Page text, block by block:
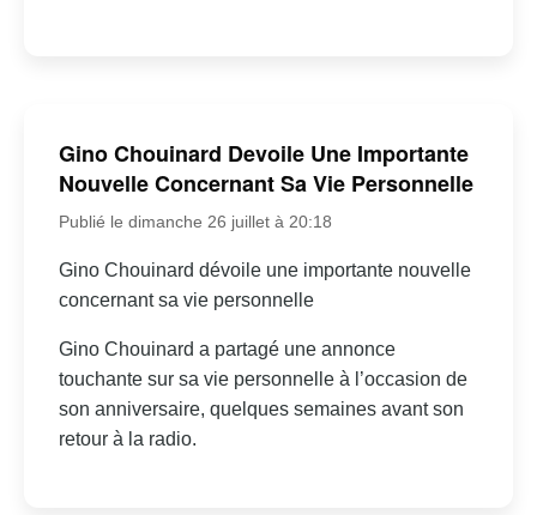
Gino Chouinard Devoile Une Importante
Nouvelle Concernant Sa Vie Personnelle
Publié le dimanche 26 juillet à 20:18
Gino Chouinard dévoile une importante nouvelle
concernant sa vie personnelle
Gino Chouinard a partagé une annonce
touchante sur sa vie personnelle à l’occasion de
son anniversaire, quelques semaines avant son
retour à la radio.